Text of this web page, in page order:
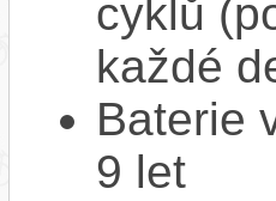
cyklů
každé
Baterie
9 let